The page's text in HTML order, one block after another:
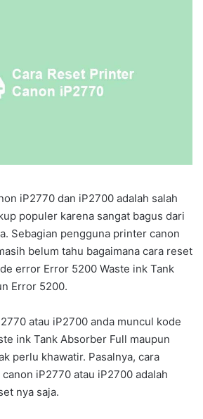
iP2770 dan iP2700 adalah salah
populer karena sangat bagus dari
Sebagian pengguna printer canon
belum tahu bagaimana cara reset
error Error 5200 Waste ink Tank
Error 5200.
atau iP2700 anda muncul kode
ink Tank Absorber Full maupun
perlu khawatir. Pasalnya, cara
iP2770 atau iP2700 adalah
nya saja.